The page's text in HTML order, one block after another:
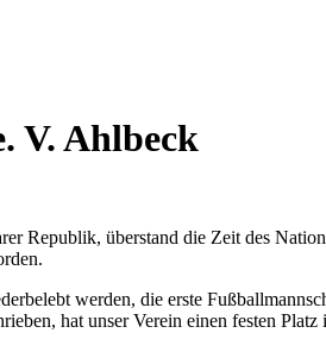
V. Ahlbeck
Republik, überstand die Zeit des
werden, die erste
hat unser Verein einen festen